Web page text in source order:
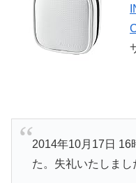
2014年10月17日 16
た。失礼いたしまし